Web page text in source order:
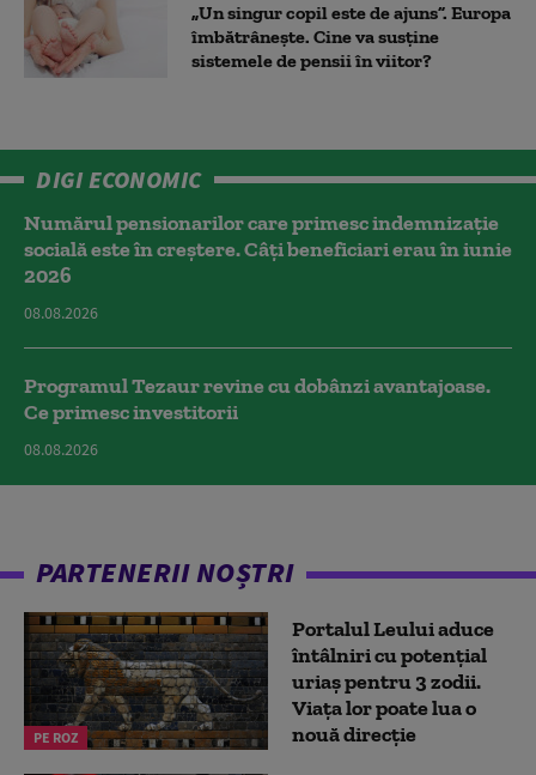
„Un singur copil este de ajuns”. Europa
îmbătrânește. Cine va susține
sistemele de pensii în viitor?
DIGI ECONOMIC
Numărul pensionarilor care primesc indemnizaţie
socială este în creștere. Câți beneficiari erau în iunie
2026
08.08.2026
Programul Tezaur revine cu dobânzi avantajoase.
Ce primesc investitorii
08.08.2026
PARTENERII NOȘTRI
PE ROZ
Portalul Leului aduce
întâlniri cu potențial
uriaș pentru 3 zodii.
Viața lor poate lua o
nouă direcție